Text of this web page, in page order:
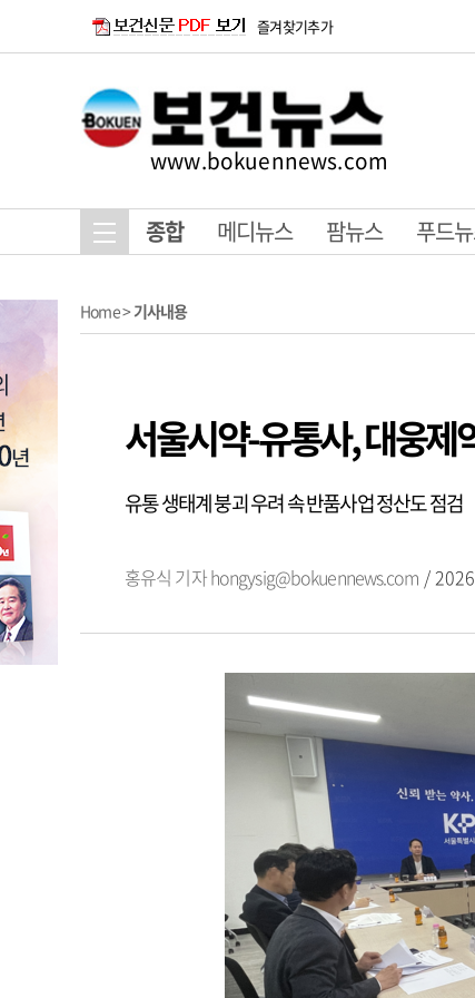
즐겨찾기추가
www.bokuennews.com
종합 메디뉴스 팜뉴스 푸드
Home>기사내용
서울시약-유통사, 대웅제
유통 생태계 붕괴 우려 속 반품사업 정산도 점검
홍유식 기자hongysig@bokuennews.com /